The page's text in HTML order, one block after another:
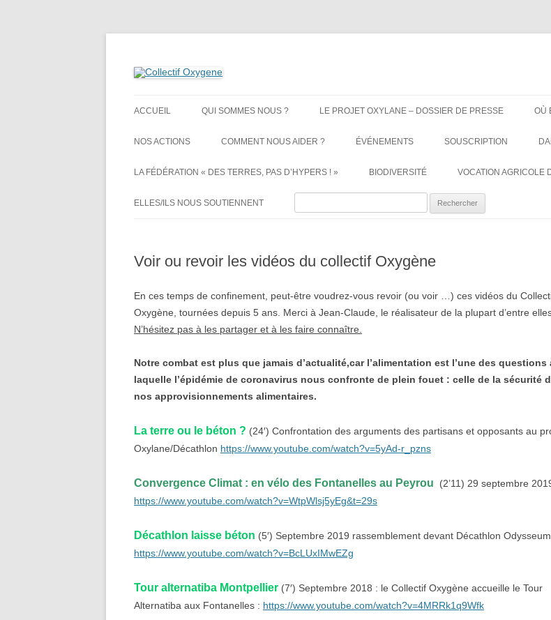
Collectif Oxygene
au
ACCUEIL QUI SOMMES NOUS ? LE PROJET OXYLANE – DOSSIER DE PRESSE OÙ
NOS ACTIONS COMMENT NOUS AIDER ? ÉVÉNEMENTS SOUSCRIPTION
LA FÉDÉRATION « DES TERRES, PAS D’HYPERS ! » BIODIVERSITÉ VOCATION AGRICOLE
ELLES/ILS NOUS SOUTIENNENT
Voir ou revoir les vidéos du collectif Oxygène
En ces temps de confinement, peut-être voudrez-vous revoir (ou voir …) ces vidéos du
Oxygène, tournées depuis 5 ans. Merci à Jean-Claude, le réalisateur de la plupart d’entre
N’hésitez pas à les partager et à les faire connaître.
Notre combat est plus que jamais d’actualité,car l’alimentation est l’une des questions
laquelle l’épidémie de coronavirus nous confronte de plein fouet : celle de la sécurité
nos approvisionnements alimentaires.
La terre ou l e béton ? (24′) Confrontation des arguments des partisans et opposants au
Oxylane/Décathlon https://www.youtube.com/watch?v=5yAd-r_pzns
Convergence Climat : en vélo des Fontanelles au Peyrou (2’11) 29 septembre
https://www.youtube.com/watch?v=WtpWlsj5yEg&t=29s
Décathlon laisse béton (5′) Septembre 2019 rassemblement devant Décathlon
https://www.youtube.com/watch?v=BcLUxIMwEZg
Tour alternatiba Montpellier (7′) Septembre 2018 : le Collectif Oxygène accueille le Tour
Alternatiba aux Fontanelles : https://www.youtube.com/watch?v=4MRRk1q9Wfk